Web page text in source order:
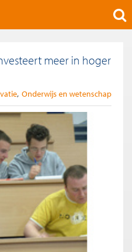
meer in hoger
Onderwijs en wetenschap